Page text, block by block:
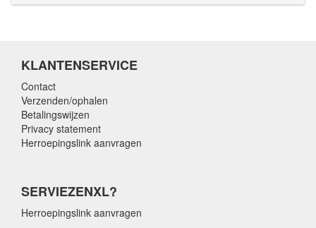
KLANTENSERVICE
Contact
Verzenden/ophalen
Betalingswijzen
Privacy statement
Herroepingslink aanvragen
SERVIEZENXL?
Herroepingslink aanvragen